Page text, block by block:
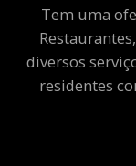
Tem uma
diversos
residentes